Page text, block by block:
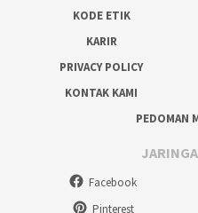
KODE ETIK
KARIR
PRIVACY POLICY
KONTAK KAMI
PEDOMAN
Facebook
Pinterest